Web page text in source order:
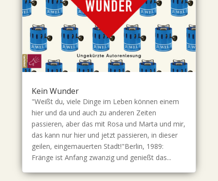
Kein Wunder
"Weißt du, viele Dinge im Leben können einem
hier und da und auch zu anderen Zeiten
passieren, aber das mit Rosa und Marta und mir,
das kann nur hier und jetzt passieren, in dieser
geilen, eingemauerten Stadt!"Berlin, 1989:
Fränge ist Anfang zwanzig und genießt das...